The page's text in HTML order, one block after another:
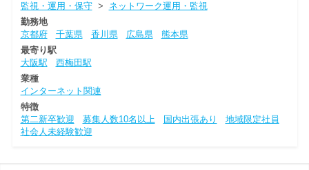
監視・運用・保守> ネットワーク運用・監視
勤務地
京都府
千葉県 香川県 広島県
熊本県
最寄り駅
大阪駅
西梅田駅
業種
インターネット関連
特徴
第二新卒歓迎
募集人数10名以上 国内出張あり
地域限定社員
社会人未経験歓迎